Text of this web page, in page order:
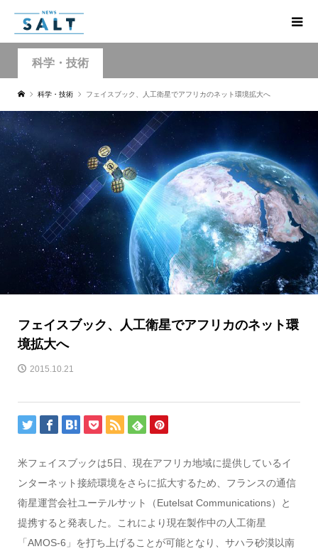
科学・技術
科学・技術 フェイスブック、人工衛星でアフリカのネット環境拡大へ
フェイスブック、人工衛星でアフリカのネット環
境拡大へ
2015.10.21
米フェイスブックは5日、現在アフリカ地域に提供しているイ
ンターネット接続環境をさらに拡大するため、フランスの通信
衛星運営会社ユーテルサット（Eutelsat Communications）と
提携すると発表した。これにより現在製作中の人工衛星
「AMOS-6」を打ち上げることが可能となり、サハラ砂漠以南